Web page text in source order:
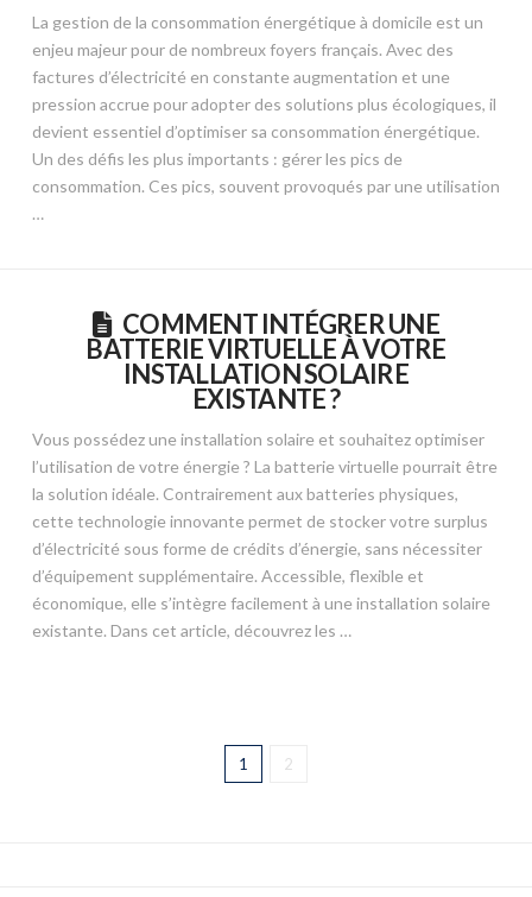
La gestion de la consommation énergétique à domicile est un
enjeu majeur pour de nombreux foyers français. Avec des
factures d’électricité en constante augmentation et une
pression accrue pour adopter des solutions plus écologiques, il
devient essentiel d’optimiser sa consommation énergétique.
Un des défis les plus importants : gérer les pics de
consommation. Ces pics, souvent provoqués par une utilisation
…
COMMENT INTÉGRER UNE
BATTERIE VIRTUELLE À VOTRE
INSTALLATION SOLAIRE
EXISTANTE ?
Vous possédez une installation solaire et souhaitez optimiser
l’utilisation de votre énergie ? La batterie virtuelle pourrait être
la solution idéale. Contrairement aux batteries physiques,
cette technologie innovante permet de stocker votre surplus
d’électricité sous forme de crédits d’énergie, sans nécessiter
d’équipement supplémentaire. Accessible, flexible et
économique, elle s’intègre facilement à une installation solaire
existante. Dans cet article, découvrez les …
1 2